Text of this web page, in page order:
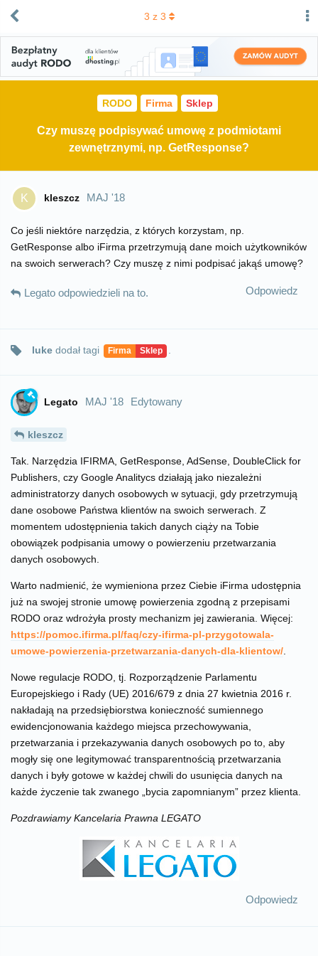
RODO Firma Sklep
Czy muszę podpisywać umowę z podmiotami
zewnętrznymi, np. GetResponse?
3 z 3
K kleszcz MAJ '18
Co jeśli niektóre narzędzia, z których korzystam, np.
GetResponse albo iFirma przetrzymują dane moich użytkowników
na swoich serwerach? Czy muszę z nimi podpisać jakąś umowę?
Odpowiedz
Legato odpowiedzieli na to.
luke dodał tagi Firma Sklep
Legato MAJ '18 Edytowany
kleszcz
Tak. Narzędzia IFIRMA, GetResponse, AdSense, DoubleClick for
Publishers, czy Google Analitycs działają jako niezależni
administratorzy danych osobowych w sytuacji, gdy przetrzymują
dane osobowe Państwa klientów na swoich serwerach. Z
momentem udostępnienia takich danych ciąży na Tobie
obowiązek podpisania umowy o powierzeniu przetwarzania
danych osobowych.
Warto nadmienić, że wymieniona przez Ciebie iFirma udostępnia
już na swojej stronie umowę powierzenia zgodną z przepisami
RODO oraz wdrożyła prosty mechanizm jej zawierania. Więcej:
https://pomoc.ifirma.pl/faq/czy-ifirma-pl-przygotowala-
umowe-powierzenia-przetwarzania-danych-dla-klientow/
Nowe regulacje RODO, tj. Rozporządzenie Parlamentu
Europejskiego i Rady (UE) 2016/679 z dnia 27 kwietnia 2016 r.
nakładają na przedsiębiorstwa konieczność sumiennego
ewidencjonowania każdego miejsca przechowywania,
przetwarzania i przekazywania danych osobowych po to, aby
mogły się one legitymować transparentnością przetwarzania
danych i były gotowe w każdej chwili do usunięcia danych na
każde życzenie tak zwanego „bycia zapomnianym” przez klienta.
Pozdrawiamy Kancelaria Prawna LEGATO
Odpowiedz